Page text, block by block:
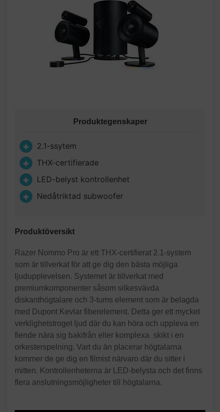
Produktegenskaper
2.1-ssytem
THX-certifierade
LED-belyst kontrollenhet
Nedåtriktad subwoofer
Produktöversikt
Razer Nommo Pro är ett THX-certifierat 2.1-system
som är tillverkat för att ge dig den bästa möjliga
ljudupplevelsen. Systemet är tillverkat med
premiumkomponenter såsom silkesvävda
diskanthögtalare och 3-tums element som är belagda
med Dupont Kevlar fiberelement. Detta ger ett mycket
verklighetstroget ljud där du kan höra och uppleva en
fiende nära sig bakifrån eller komplexa skikt i en
orkesterspelning. Vart du än placerar högtalarna
kommer de ge dig en filmist närvaro där du sitter i
mitten. Kontrollenheterna är LED-belysta och det finns
flera anslutningsmöjligheter till högtalarna.